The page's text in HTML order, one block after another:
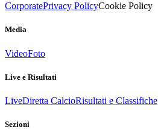
CorporatePrivacy PolicyCookie Policy
Media
VideoFoto
Live e Risultati
LiveDiretta CalcioRisultati e Classifiche
Sezioni